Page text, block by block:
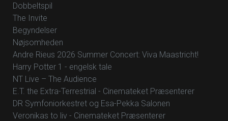
Dobbeltspil
The Invite
Begyndelser
Nøjsomheden
Andre Rieus 2026 Summer Concert: Viva Maastricht!
Harry Potter 1 - engelsk tale
NT Live – The Audience
E.T. the Extra-Terrestrial - Cinemateket Præsenterer
DR Symfoniorkestret og Esa-Pekka Salonen
Veronikas to liv - Cinemateket Præsenterer